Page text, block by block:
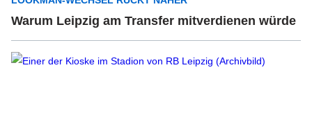
Warum Leipzig am Transfer mitverdienen würde